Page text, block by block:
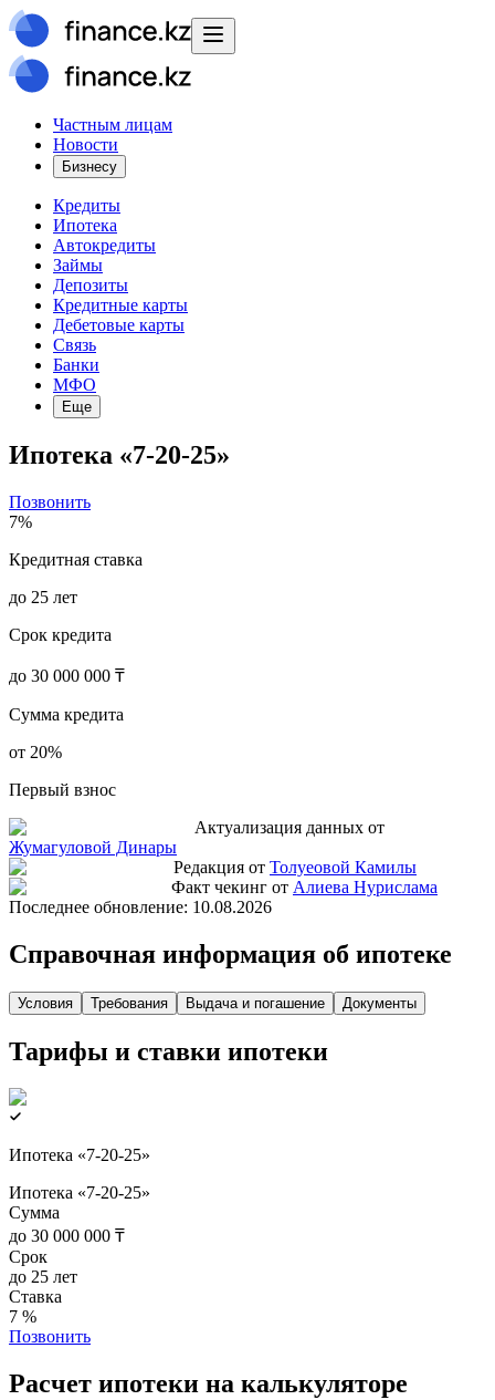
Частным лицам
Новости
Бизнесу
Кредиты
Ипотека
Автокредиты
Займы
Депозиты
Кредитные карты
Дебетовые карты
Связь
Банки
МФО
Еще
Ипотека «7-20-25»
Позвонить
7%
Кредитная ставка
до 25 лет
Срок кредита
до 30 000 000 ₸
Сумма кредита
от 20%
Первый взнос
Актуализация данных от
Жумагуловой Динары
Редакция от Толуеовой Камилы
Факт чекинг от Алиева Нурислама
Последнее обновление: 10.08.2026
Справочная информация об ипотеке
Условия Требования Выдача и погашение Документы
Тарифы и ставки ипотеки
Ипотека «7-20-25»
Ипотека «7-20-25»
Сумма
до 30 000 000 ₸
Срок
до 25 лет
Ставка
7 %
Позвонить
Расчет ипотеки на калькуляторе